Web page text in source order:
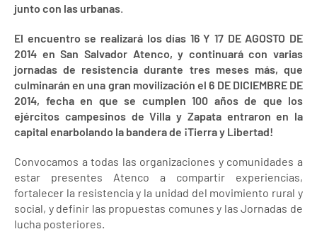
junto con las urbanas.
El encuentro se realizará los días 16 Y 17 DE AGOSTO DE
2014 en San Salvador Atenco, y continuará con varias
jornadas de resistencia durante tres meses más, que
culminarán en una gran movilización el 6 DE DICIEMBRE DE
2014, fecha en que se cumplen 100 años de que los
ejércitos campesinos de Villa y Zapata entraron en la
capital enarbolando la bandera de ¡Tierra y Libertad!
Convocamos a todas las organizaciones y comunidades a
estar presentes Atenco a compartir experiencias,
fortalecer la resistencia y la unidad del movimiento rural y
social, y definir las propuestas comunes y las Jornadas de
lucha posteriores.